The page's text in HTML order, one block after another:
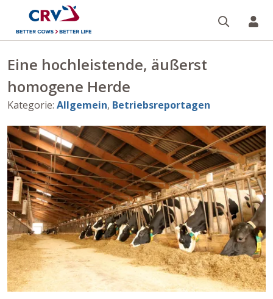
Eine hochleistende, äußerst
homogene Herde
Kategorie: Allgemein, Betriebsreportagen